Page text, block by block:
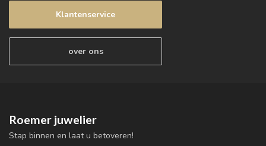
Klantenservice
over ons
Roemer juwelier
Stap binnen en laat u betoveren!